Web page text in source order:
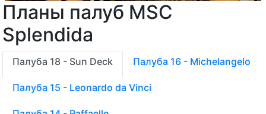
Previous
Next
Планы палуб MSC
Splendida
Палуба 18 - Sun Deck Палуба 16 - Michelangelo
Палуба 15 - Leonardo da Vinci